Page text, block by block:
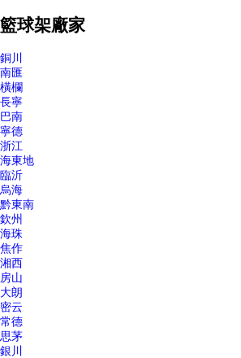
籃球架廠家
銅川
南匯
橫欄
長寧
巴南
寧德
浙江
海東地
臨沂
烏海
黔東南
欽州
海珠
焦作
湘西
房山
大朗
密云
常德
思茅
銀川